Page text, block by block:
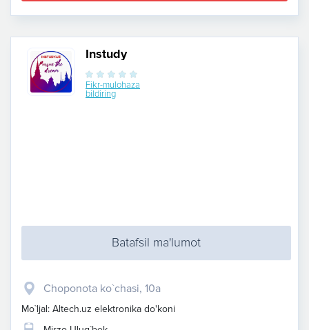
Instudy
Fikr-mulohaza
bildiring
Batafsil ma'lumot
​Choponota ko`chasi, 10a
Mo`ljal: Altech.uz elektronika do'koni